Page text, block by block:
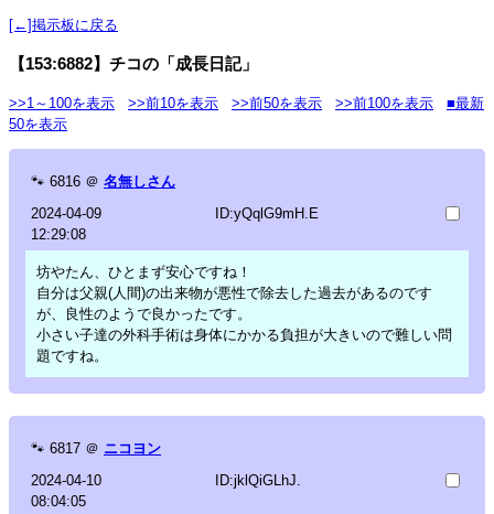
[←]掲示板に戻る
【153:6882】チコの「成長日記」
>>1～100を表示 >>前10を表示 >>前50を表示 >>前100を表示
■最新
50を表示
🐾 6816 ＠ 名無しさん
2024-04-09
12:29:08
ID:yQqlG9mH.E
坊やたん、ひとまず安心ですね！
自分は父親(人間)の出来物が悪性で除去した過去があるのです
が、良性のようで良かったです。
小さい子達の外科手術は身体にかかる負担が大きいので難しい問
題ですね。
🐾 6817 ＠ ニコヨン
2024-04-10
08:04:05
ID:jklQiGLhJ.